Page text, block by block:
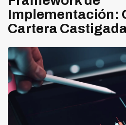
Implementación:
Cartera